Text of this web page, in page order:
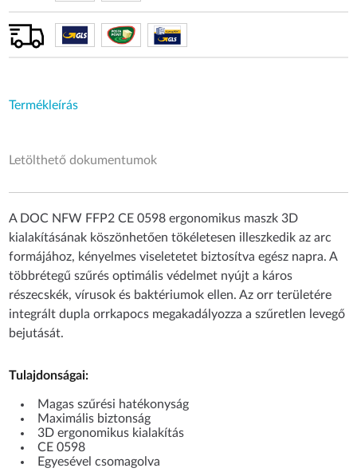
Termékleírás
Letölthető dokumentumok
A DOC NFW FFP2 CE 0598 ergonomikus maszk 3D
kialakításának köszönhetően tökéletesen illeszkedik az arc
formájához, kényelmes viseletetet biztosítva egész napra. A
többrétegű szűrés optimális védelmet nyújt a káros
részecskék, vírusok és baktériumok ellen. Az orr területére
integrált dupla orrkapocs megakadályozza a szűretlen levegő
bejutását.
Tulajdonságai:
Magas szűrési hatékonyság
Maximális biztonság
3D ergonomikus kialakítás
CE 0598
Egyesével csomagolva